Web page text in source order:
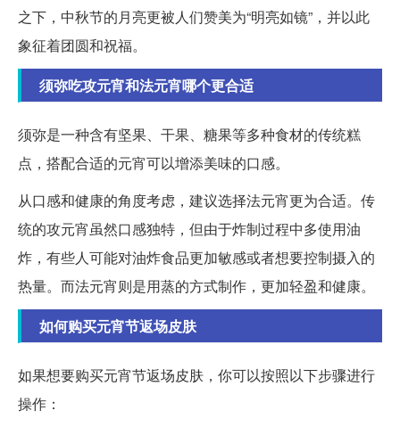
之下，中秋节的月亮更被人们赞美为“明亮如镜”，并以此
象征着团圆和祝福。
须弥吃攻元宵和法元宵哪个更合适
须弥是一种含有坚果、干果、糖果等多种食材的传统糕
点，搭配合适的元宵可以增添美味的口感。
从口感和健康的角度考虑，建议选择法元宵更为合适。传
统的攻元宵虽然口感独特，但由于炸制过程中多使用油
炸，有些人可能对油炸食品更加敏感或者想要控制摄入的
热量。而法元宵则是用蒸的方式制作，更加轻盈和健康。
如何购买元宵节返场皮肤
如果想要购买元宵节返场皮肤，你可以按照以下步骤进行
操作：